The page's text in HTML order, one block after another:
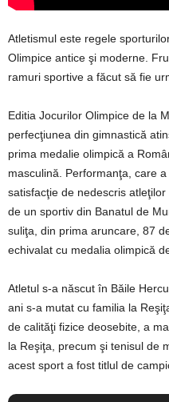
Atletismul este regele
Olimpice antice şi moderne.
ramuri sportive a făcut să fie
Editia Jocurilor Olimpice de la
perfecţiunea din gimnastică
prima medalie olimpică a
masculină. Performanţa, care
satisfacţie de nedescris
de un sportiv din Banatul de
suliţa, din prima aruncare, 87
echivalat cu medalia olimpică
Atletul s-a născut în Băile
ani s-a mutat cu familia la
de calităţi fizice deosebite, a
la Reşiţa, precum şi tenisul de
acest sport a fost titlul de